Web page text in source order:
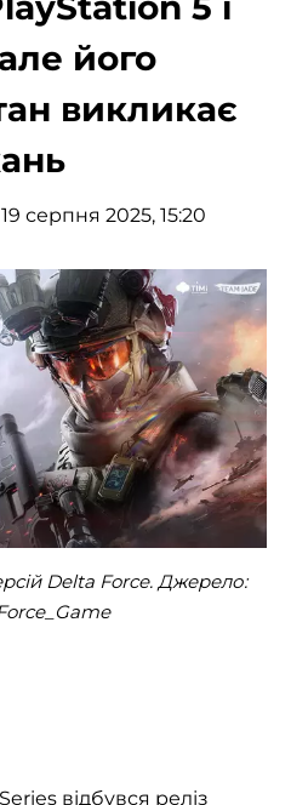
його
викликає
серпня 2025, 15:20
Delta Force. Джерело:
відбувся реліз